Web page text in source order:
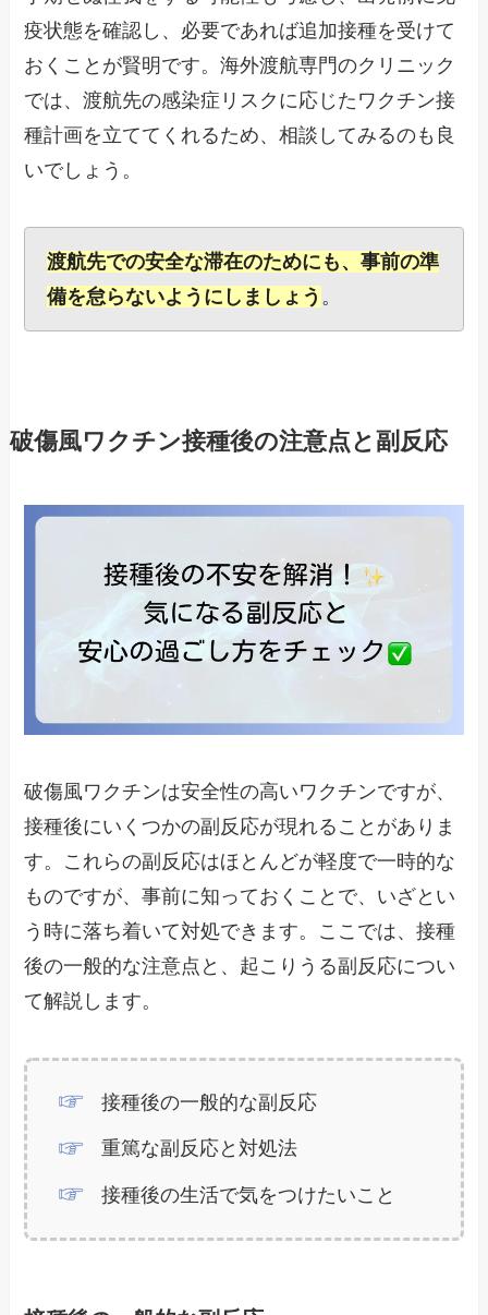
疫状態を確認し、必要であれば追加接種を受けて
おくことが賢明です。海外渡航専門のクリニック
では、渡航先の感染症リスクに応じたワクチン接
種計画を立ててくれるため、相談してみるのも良
いでしょう。
渡航先での安全な滞在のためにも、事前の準
備を怠らないようにしましょう 。
破傷風ワクチン接種後の注意点と副反応
破傷風ワクチンは安全性の高いワクチンですが、
接種後にいくつかの副反応が現れることがありま
す。これらの副反応はほとんどが軽度で一時的な
ものですが、事前に知っておくことで、いざとい
う時に落ち着いて対処できます。ここでは、接種
後の一般的な注意点と、起こりうる副反応につい
て解説します。
接種後の一般的な副反応
重篤な副反応と対処法
接種後の生活で気をつけたいこと